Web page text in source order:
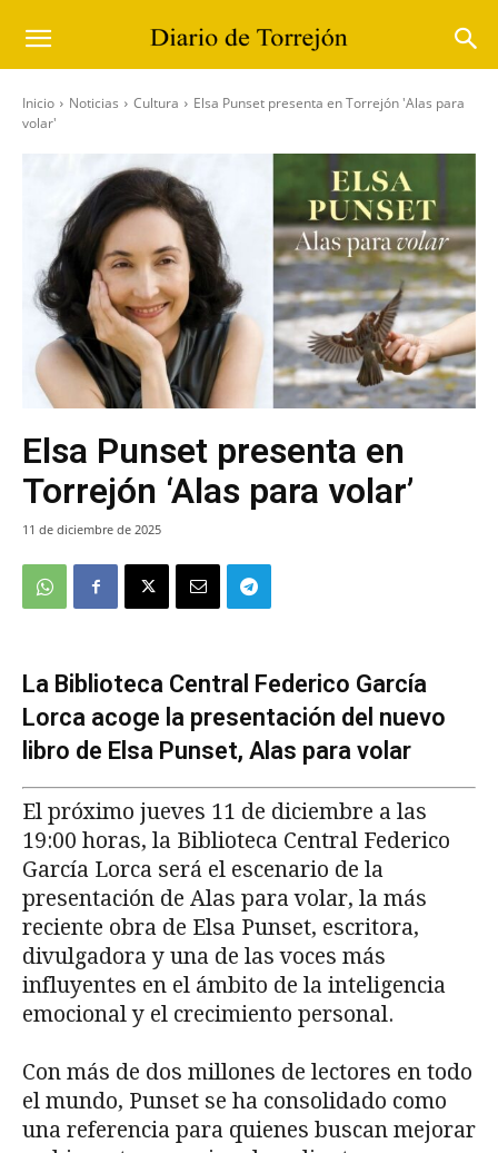
Inicio Noticias Cultura
Elsa Punset presenta en Torrejón 'Alas para
volar'
Elsa Punset presenta en
Torrejón ‘Alas para volar’
11 de diciembre de 2025
La Biblioteca Central Federico García
Lorca acoge la presentación del nuevo
libro de Elsa Punset, Alas para volar
El próximo jueves 11 de diciembre a las
19:00 horas, la Biblioteca Central Federico
García Lorca será el escenario de la
presentación de Alas para volar, la más
reciente obra de Elsa Punset, escritora,
divulgadora y una de las voces más
influyentes en el ámbito de la inteligencia
emocional y el crecimiento personal.
Con más de dos millones de lectores en todo
el mundo, Punset se ha consolidado como
una referencia para quienes buscan mejorar